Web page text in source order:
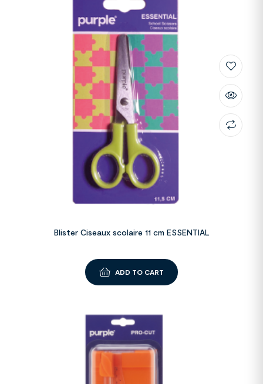
Blister Ciseaux scolaire 11 cm ESSENTIAL
ADD TO CART